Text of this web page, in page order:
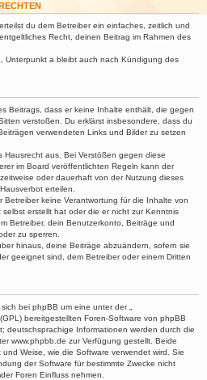
du dem Betreiber ein einfaches, zeitlich und
Recht, deinen Beitrag im Rahmen des
Unterpunkt a bleibt auch nach Kündigung des
Beitrags, dass er keine Inhalte enthält, die gegen
verstoßen. Du erklärst insbesondere, dass du
verwendeten Links und Bilder zu setzen
Hausrecht aus. Bei Verstößen gegen diese
im Board veröffentlichten Regeln kann der
oder dauerhaft von der Nutzung dieses
erteilen.
Betreiber keine Verantwortung für die Inhalte von
erstellt hat oder die er nicht zur Kenntnis
Betreiber, dein Benutzerkonto, Beiträge und
zu sperren.
hinaus, deine Beiträge abzuändern, sofern sie
geeignet sind, dem Betreiber oder einem Dritten
bei phpBB um eine unter der „
(GPL) bereitgestellten Foren-Software von phpBB
deutschsprachige Informationen werden durch die
www.phpbb.de zur Verfügung gestellt. Beide
Weise, wie die Software verwendet wird. Sie
der Software für bestimmte Zwecke nicht
Foren Einfluss nehmen.